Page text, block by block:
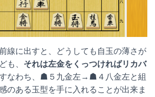
線に出すと、どうしても自玉の薄さが
も、 それは左金をくっつければリカバ
なわち、☗５九金左→☗４八金左と組
のある玉型を手に入れることが出来ま